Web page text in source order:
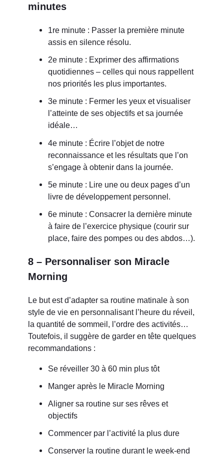
minutes
1re minute : Passer la première minute
assis en silence résolu.
2e minute : Exprimer des affirmations
quotidiennes – celles qui nous rappellent
nos priorités les plus importantes.
3e minute : Fermer les yeux et visualiser
l’atteinte de ses objectifs et sa journée
idéale…
4e minute : Écrire l’objet de notre
reconnaissance et les résultats que l’on
s’engage à obtenir dans la journée.
5e minute : Lire une ou deux pages d’un
livre de développement personnel.
6e minute : Consacrer la dernière minute
à faire de l’exercice physique (courir sur
place, faire des pompes ou des abdos…).
8 – Personnaliser son Miracle
Morning
Le but est d’adapter sa routine matinale à son
style de vie en personnalisant l’heure du réveil,
la quantité de sommeil, l’ordre des activités…
Toutefois, il suggère de garder en tête quelques
recommandations :
Se réveiller 30 à 60 min plus tôt
Manger après le Miracle Morning
Aligner sa routine sur ses rêves et
objectifs
Commencer par l’activité la plus dure
Conserver la routine durant le week-end